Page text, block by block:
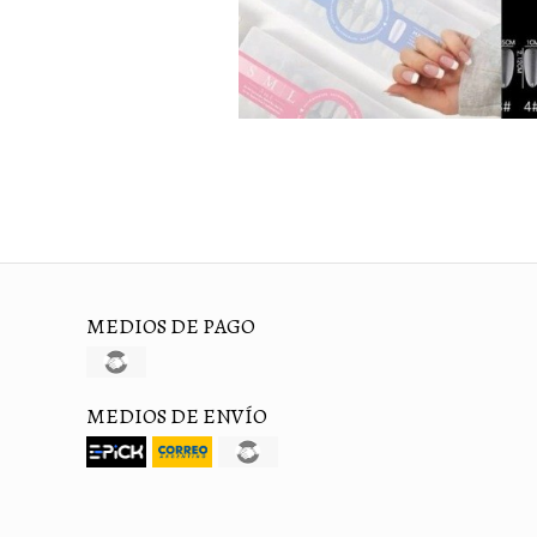
MEDIOS DE PAGO
MEDIOS DE ENVÍO